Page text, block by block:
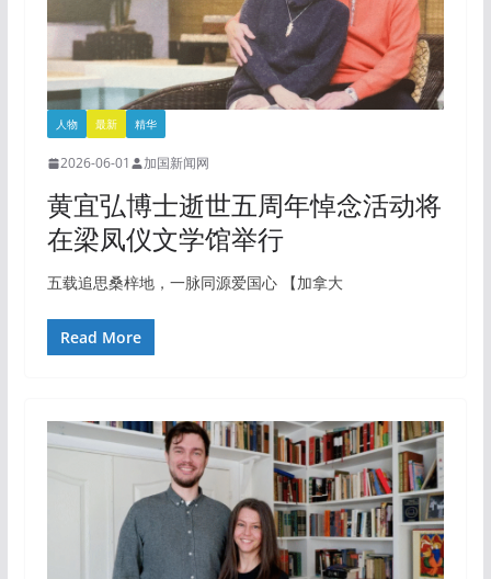
人物 最新 精华
2026-06-01 加国新闻网
黄宜弘博士逝世五周年悼念活动将
在梁凤仪文学馆举行
五载追思桑梓地，一脉同源爱国心 【加拿大
Read More